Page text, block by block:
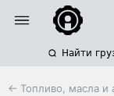
Найти
← Топливо, масла и